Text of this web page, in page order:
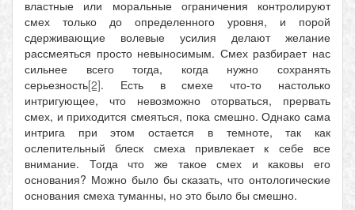
властные или моральные ограничения контролируют
смех только до определенного уровня, и порой
сдерживающие волевые усилия делают желание
рассмеяться просто невыносимым. Смех разбирает нас
сильнее всего тогда, когда нужно сохранять
серьезность[2]. Есть в смехе что-то настолько
интригующее, что невозможно оторваться, прервать
смех, и приходится смеяться, пока смешно. Однако сама
интрига при этом остается в темноте, так как
ослепительный блеск смеха привлекает к себе все
внимание. Тогда что же такое смех и каковы его
основания? Можно было бы сказать, что онтологические
основания смеха туманны, но это было бы смешно.